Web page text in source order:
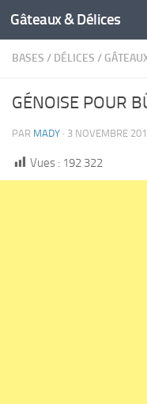
Gâteaux & Délices
BASES / DÉLICES /
GÉNOISE POUR
PAR MADY · 3 NOVEMBRE
Vues : 192 322